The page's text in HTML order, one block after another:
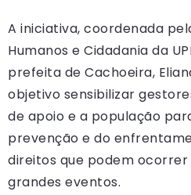
A iniciativa, coordenada
Humanos e Cidadania da
prefeita de Cachoeira,
objetivo sensibilizar
de apoio e a população
prevenção e do
direitos que podem
grandes eventos.